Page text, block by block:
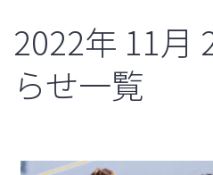
2022年 11月
らせ一覧